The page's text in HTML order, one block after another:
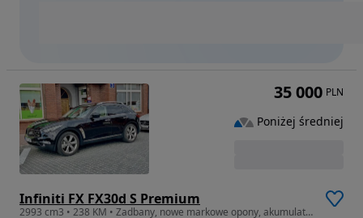
Infiniti FX FX30d S Premium
2993 cm3 • 238 KM • Zadbany, nowe markowe opony, akumulator
35 000 PLN
Poniżej średniej